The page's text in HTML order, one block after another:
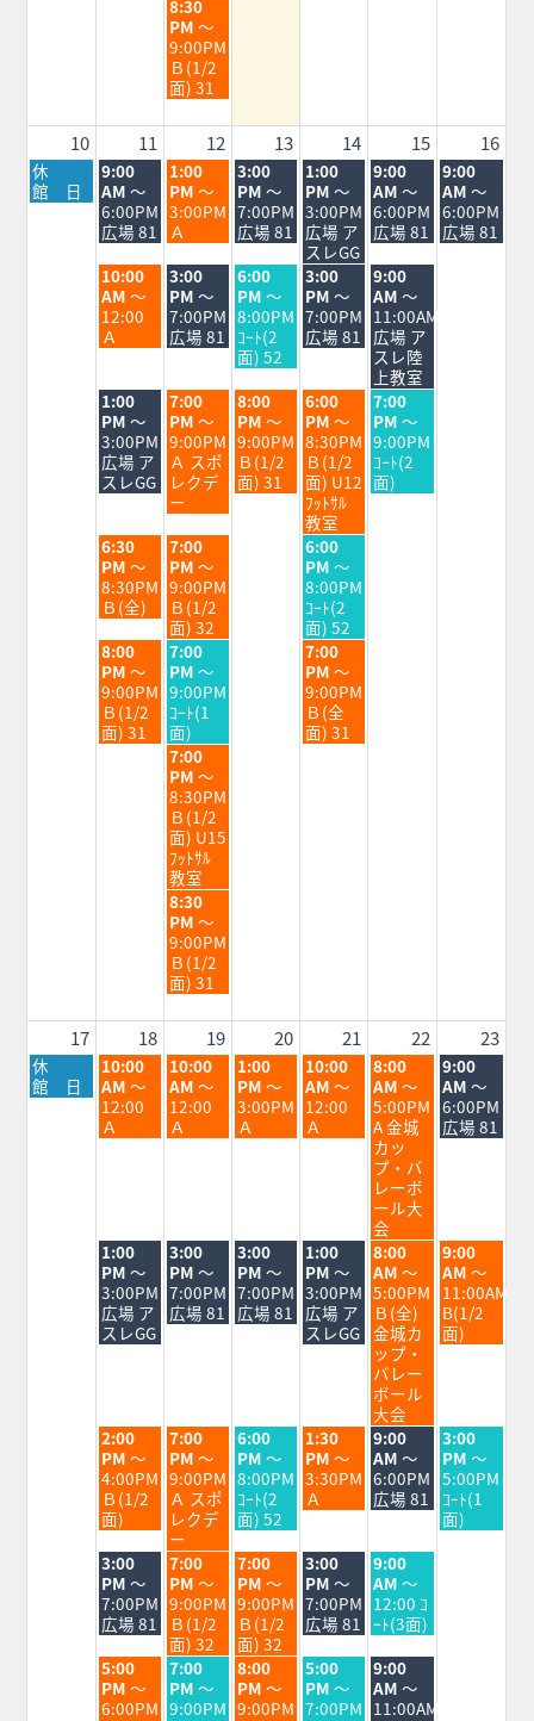
曜
日,
8
月
5th
2026
8:30
PM ～
9:00PM
Ｂ(1/2
面) 31
10 11 12 13 14 15 16
月
曜
日,
休
館 日
火
曜
日,
8
月
11th
2026
9:00
AM ～
6:00PM
広場 81
水
曜
日,
8
月
12th
2026
1:00
PM ～
3:00PM
Ａ
木
曜
日,
8
月
13th
2026
3:00
PM ～
7:00PM
広場 81
金
曜
日,
8
月
14th
2026
1:00
PM ～
3:00PM
広場 ア
スレGG
土
曜
日,
8
月
15th
2026
9:00
AM ～
6:00PM
広場 81
日
曜
日,
8
月
9:00
AM ～
6:00PM
広場 81
火
曜
日,
8
月
2026
10:00
AM ～
12:00
Ａ
水
曜
日,
8
月
2026
3:00
PM ～
7:00PM
広場 81
木
曜
日,
8
月
13th
2026
6:00
PM ～
8:00PM
ｺｰﾄ(2
面) 52
金
曜
日,
8
月
2026
3:00
PM ～
7:00PM
広場 81
土
曜
日,
8
月
15th
2026
9:00
AM ～
11:00AM
広場 ア
スレ陸
上教室
火
曜
日,
8
月
11th
1:00
PM ～
3:00PM
広場 ア
スレGG
水
曜
日,
8
月
12th
2026
7:00
PM ～
9:00PM
Ａ スポ
レクデ
ー
木
曜
日,
8
月
13th
8:00
PM ～
9:00PM
Ｂ(1/2
面) 31
金
曜
日,
8
月
14th
2026
6:00
PM ～
8:30PM
Ｂ(1/2
面) U12
ﾌｯﾄｻﾙ
教室
土
曜
日,
8
月
15th
7:00
PM ～
9:00PM
ｺｰﾄ(2
面)
火
曜
日,
8
月
11th
2026
6:30
PM ～
8:30PM
Ｂ(全)
水
曜
日,
8
月
12th
2026
7:00
PM ～
9:00PM
Ｂ(1/2
面) 32
金
曜
日,
8
月
14th
2026
6:00
PM ～
8:00PM
ｺｰﾄ(2
面) 52
火
曜
日,
8
月
11th
8:00
PM ～
9:00PM
Ｂ(1/2
面) 31
水
曜
日,
8
月
12th
2026
7:00
PM ～
9:00PM
ｺｰﾄ(1
面)
金
曜
日,
8
月
14th
7:00
PM ～
9:00PM
Ｂ(全
面) 31
水
曜
日,
8
月
12th
2026
7:00
PM ～
8:30PM
Ｂ(1/2
面) U15
ﾌｯﾄｻﾙ
教室
水
曜
日,
8
月
12th
2026
8:30
PM ～
9:00PM
Ｂ(1/2
面) 31
17 18 19 20 21 22 23
月
曜
日,
休
館 日
火
曜
日,
8
月
10:00
AM ～
12:00
Ａ
水
曜
日,
8
月
10:00
AM ～
12:00
Ａ
木
曜
日,
8
月
1:00
PM ～
3:00PM
Ａ
金
曜
日,
8
月
10:00
AM ～
12:00
Ａ
土
曜
日,
8
月
22nd
2026
8:00
AM ～
5:00PM
A 金城
カッ
プ・バ
レーボ
ール大
会
日
曜
日,
8
月
9:00
AM ～
6:00PM
広場 81
火
曜
日,
8
月
18th
1:00
PM ～
3:00PM
広場 ア
スレGG
水
曜
日,
8
月
3:00
PM ～
7:00PM
広場 81
木
曜
日,
8
月
3:00
PM ～
7:00PM
広場 81
金
曜
日,
8
月
21st
1:00
PM ～
3:00PM
広場 ア
スレGG
土
曜
日,
8
月
22nd
2026
8:00
AM ～
5:00PM
Ｂ(全)
金城カ
ップ・
バレー
ボール
大会
日
曜
日,
8
月
23rd
9:00
AM ～
11:00AM
B(1/2
面)
火
曜
日,
8
月
18th
2026
2:00
PM ～
4:00PM
Ｂ(1/2
面)
水
曜
日,
8
月
19th
2026
7:00
PM ～
9:00PM
Ａ スポ
レクデ
ー
木
曜
日,
8
月
20th
2026
6:00
PM ～
8:00PM
ｺｰﾄ(2
面) 52
金
曜
日,
8
月
2026
1:30
PM ～
3:30PM
Ａ
土
曜
日,
8
月
2026
9:00
AM ～
6:00PM
広場 81
日
曜
日,
8
月
23rd
3:00
PM ～
5:00PM
ｺｰﾄ(1
面)
火
曜
日,
8
月
18th
2026
3:00
PM ～
7:00PM
広場 81
水
曜
日,
8
月
19th
2026
7:00
PM ～
9:00PM
Ｂ(1/2
面) 32
木
曜
日,
8
月
20th
2026
7:00
PM ～
9:00PM
Ｂ(1/2
面) 32
金
曜
日,
8
月
21st
2026
3:00
PM ～
7:00PM
広場 81
土
曜
日,
8
月
22nd
2026
9:00
AM ～
12:00 ｺ
ｰﾄ(3面)
火
曜
日,
5:00
PM ～
6:00PM
水
曜
日,
7:00
PM ～
9:00PM
木
曜
日,
8:00
PM ～
9:00PM
金
曜
日,
5:00
PM ～
7:00PM
土
曜
日,
9:00
AM ～
11:00AM